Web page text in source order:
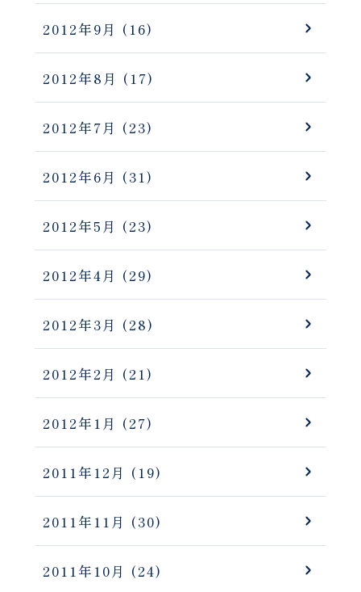
2012年9月 (16)
2012年8月 (17)
2012年7月 (23)
2012年6月 (31)
2012年5月 (23)
2012年4月 (29)
2012年3月 (28)
2012年2月 (21)
2012年1月 (27)
2011年12月 (19)
2011年11月 (30)
2011年10月 (24)